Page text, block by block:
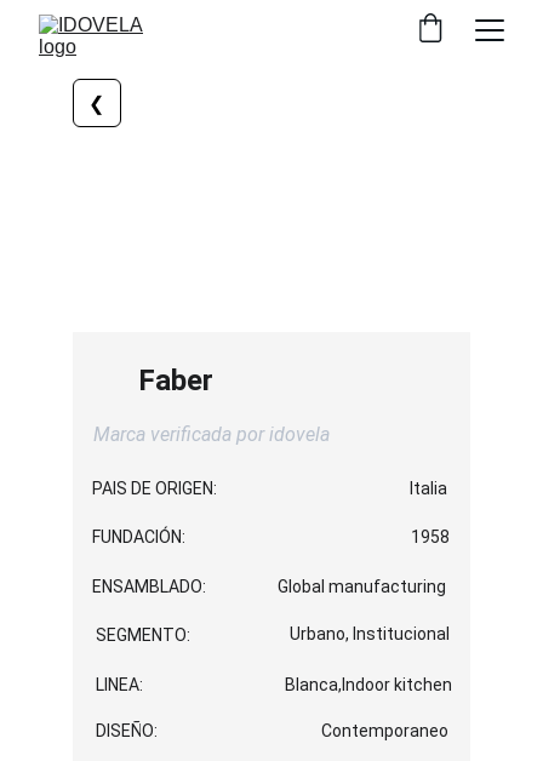
PAIS DE ORIGEN:
Faber
Marca verificada por idovela
FUNDACIÓN:
ENSAMBLADO:
Italia
1958
Global manufacturing
SEGMENTO: Urbano, Institucional
LINEA: Blanca,Indoor kitchen
DISEÑO: Contemporaneo
❮